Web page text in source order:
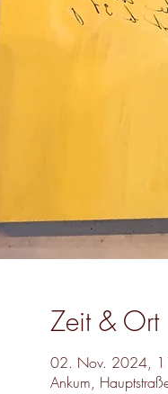
Zeit & Ort
02. Nov. 2024,
Ankum,